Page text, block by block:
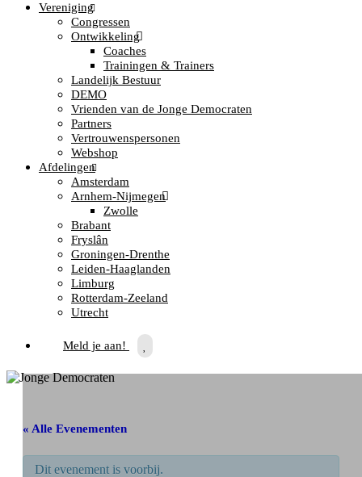
Vereniging
Congressen
Ontwikkeling
Coaches
Trainingen & Trainers
Landelijk Bestuur
DEMO
Vrienden van de Jonge Democraten
Partners
Vertrouwenspersonen
Webshop
Afdelingen
Amsterdam
Arnhem-Nijmegen
Zwolle
Brabant
Fryslân
Groningen-Drenthe
Leiden-Haaglanden
Limburg
Rotterdam-Zeeland
Utrecht
Meld je aan!
« Alle Evenementen
Dit evenement is voorbij.